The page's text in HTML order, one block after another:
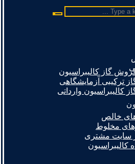
گاز کالیبراسیون
ترکیبی آزمایشگاهی
کالیبراسیون وارداتی
خالص
مخلوط
سایت مشتری
کالیبراسیون